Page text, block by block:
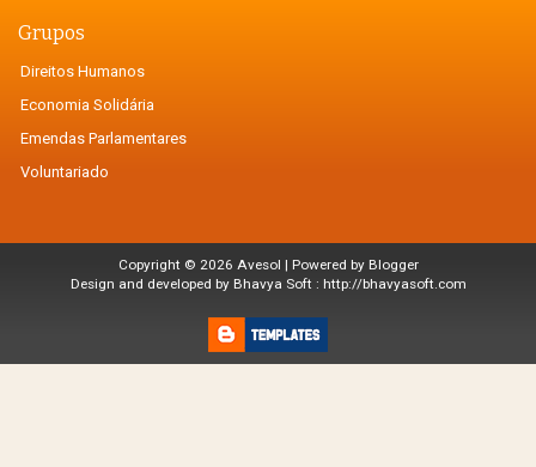
Grupos
Direitos Humanos
Economia Solidária
Emendas Parlamentares
Voluntariado
Copyright © 2026 Avesol | Powered by Blogger
Design and developed by Bhavya Soft : http://bhavyasoft.com